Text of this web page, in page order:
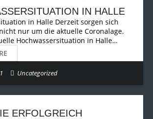
IN HALLE
in Halle Derzeit sorgen sich
nur um die aktuelle Coronalage.
Hochwassersituation in Halle…
Uncategorized
ERFOLGREICH